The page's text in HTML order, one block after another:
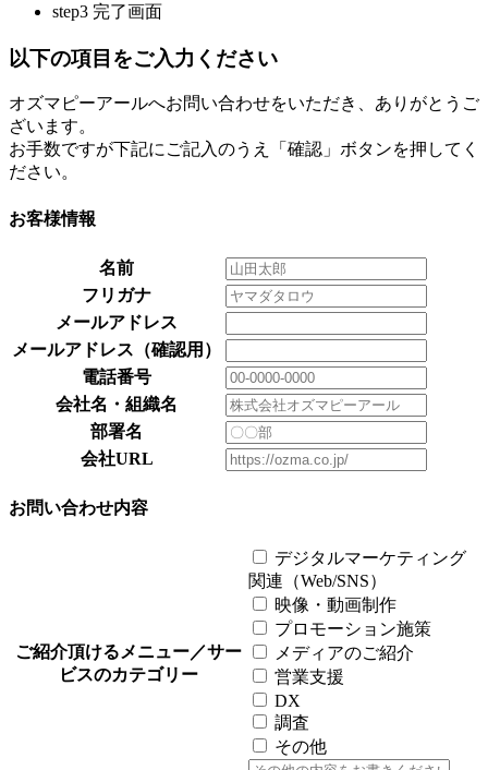
step3 完了画面
以下の項目をご入力ください
オズマピーアールへお問い合わせをいただき、ありがとうご
ざいます。
お手数ですが下記にご記入のうえ「確認」ボタンを押してく
ださい。
お客様情報
名前
フリガナ
メールアドレス
メールアドレス（確認用）
電話番号
会社名・組織名
部署名
会社URL
お問い合わせ内容
ご紹介頂けるメニュー／サー
ビスのカテゴリー
デジタルマーケティング
関連（Web/SNS）
映像・動画制作
プロモーション施策
メディアのご紹介
営業支援
DX
調査
その他